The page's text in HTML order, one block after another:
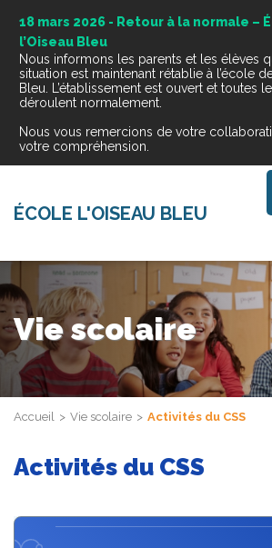
18 mars 2026 - Retour à la normale –
l’Oiseau Bleu
Nous informons les parents et les élèves
situation est maintenant rétablie à l’école
Bleu. L’établissement est ouvert et toutes
déroulent normalement.
Nous vous remercions de votre
votre compréhension.
ÉCOLE L'OISEAU BLEU
Vie scolaire
Accueil Vie scolaire Activités du CSS
Activités du CSS